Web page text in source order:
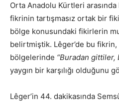
Orta Anadolu Kürtleri
fikrinin tartışmasız ortak bir
bölge konusundaki fikirlerin
belirtmiştik. Lêger’de bu
bölgelerinde “Buradan gittiler,
yaygın bir karşılığı olduğunu
Lêger’in 44. dakikasında